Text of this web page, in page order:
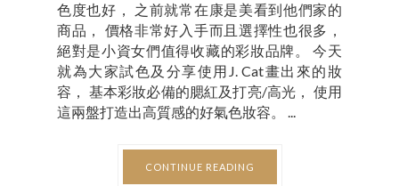
色度也好， 之前就常在康是美看到他們家的
商品， 價格非常好入手而且選擇性也很多，
絕對是小資女們值得收藏的彩妝品牌。 今天
就為大家試色及分享使用J. Cat畫出來的妝
容， 基本彩妝必備的腮紅及打亮/高光， 使用
這兩盤打造出高質感的好氣色妝容。 ...
CONTINUE READING